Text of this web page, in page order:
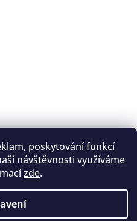
poskytování funkcí
návštěvnosti využíváme
zde.
Královský lukostřelecký klub
svaz